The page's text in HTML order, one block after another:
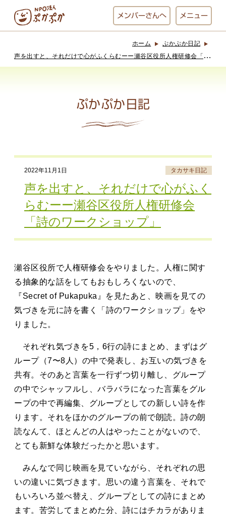
メンバーさんへ メニュー
ぷかぷか
お休み中
アート屋
わんど
でんぱた
ぷかぷかさんと
タカサキと
お知らせ ぷかぷか日記
アクセス 採用情報
お問い合わせ
ホーム ぷかぷか日記
声
を出すと、それだけで心がふくらむーー瀬谷区役所人権研修会「詩のワークショップ」
ぷかぷか日記
2022年11月1日 タカサキ日記
声を出すと、それだけで心がふく
らむーー瀬谷区役所人権研修会
「詩のワークショップ」
瀬谷区役所で人権研修会をやりました。人権に関す
る抽象的な話をしてもおもしろくないので、
『Secret of Pukapuka』を見たあと、映画を見ての
気づきを元に詩を書く「詩のワークショップ」をや
りました。
それぞれ気づきを5，6行の詩にまとめ、まずはグ
ループ（7〜8人）の中で発表し、お互いの気づきを
共有。そのあと言葉を一行ずつ切り離し、グループ
の中でシャッフルし、バラバラになった言葉をグル
ープの中で再編集、グループとしての新しい詩を作
ります。それをほかのグループの前で朗読。詩の朗
読なんて、ほとんどの人はやったことがないので、
とても新鮮な体験だったかと思います。
みんなで同じ映画を見ていながら、それぞれの思
いの違いに気づきます。思いの違う言葉を、それで
もいろいろ並べ替え、グループとしての詩にまとめ
ます。苦労してまとめた分、詩にはチカラがありま